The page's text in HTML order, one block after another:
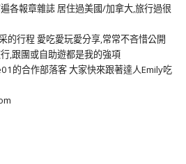
各報章雜誌 居住過美國/加拿大,旅行過很
的行程 愛吃愛玩愛分享,常常不吝惜公開
,跟團或自助遊都是我的強項
的合作部落客 大家快來跟著達人Emily吃